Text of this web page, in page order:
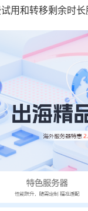
用和转移剩余时长